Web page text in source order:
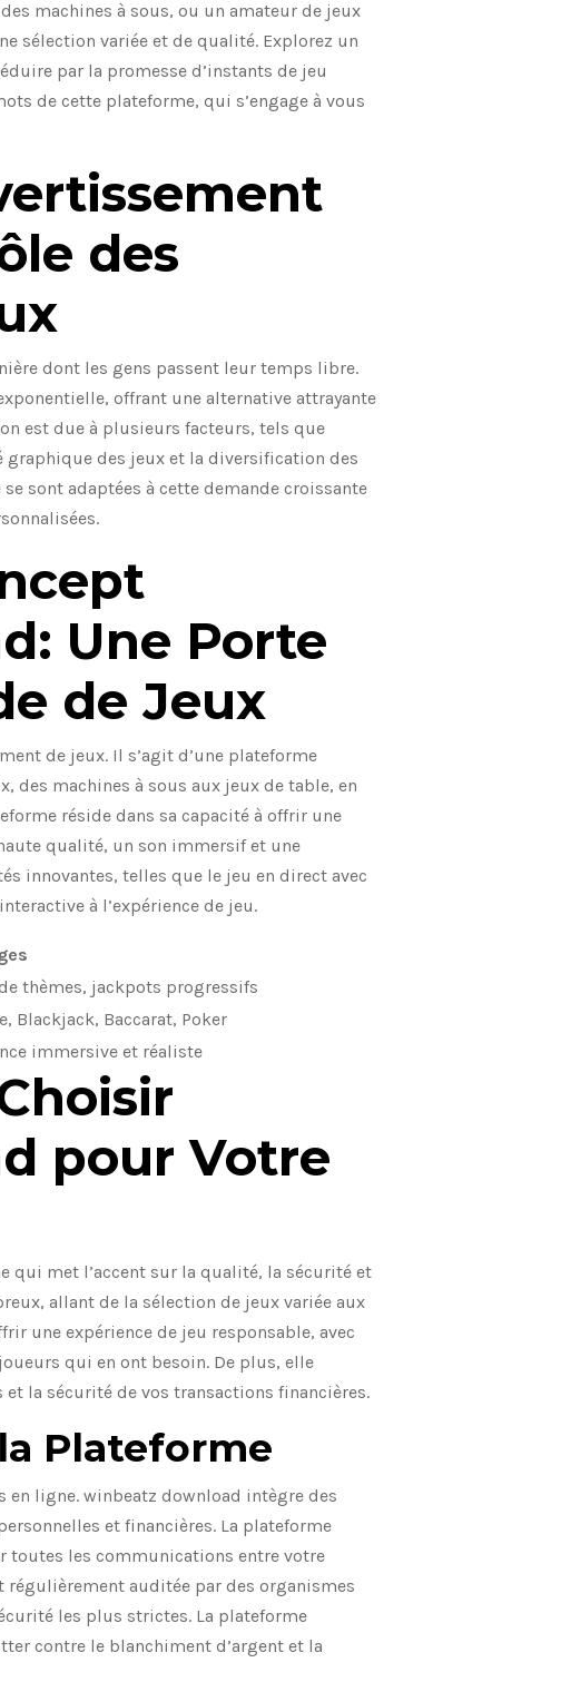
machines à sous, ou un amateur de jeux
sélection variée et de qualité. Explorez un
par la promesse d’instants de jeu
de cette plateforme, qui s’engage à vous
des
dont les gens passent leur temps libre.
offrant une alternative attrayante
est due à plusieurs facteurs, tels que
graphique des jeux et la diversification des
sont adaptées à cette demande croissante
Une Porte
de Jeux
de jeux. Il s’agit d’une plateforme
machines à sous aux jeux de table, en
réside dans sa capacité à offrir une
qualité, un son immersif et une
innovantes, telles que le jeu en direct avec
à l’expérience de jeu.
thèmes, jackpots progressifs
Blackjack, Baccarat, Poker
immersive et réaliste
pour Votre
qui met l’accent sur la qualité, la sécurité et
allant de la sélection de jeux variée aux
une expérience de jeu responsable, avec
qui en ont besoin. De plus, elle
la sécurité de vos transactions financières.
Plateforme
ligne. winbeatz download intègre des
et financières. La plateforme
toutes les communications entre votre
auditée par des organismes
les plus strictes. La plateforme
contre le blanchiment d’argent et la